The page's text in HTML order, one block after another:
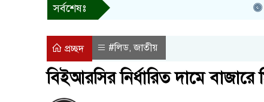
সর্বশেষঃ তিন
প্রচ্ছদ #লিড,জাতীয়
বিইআরসির নির্ধারিত দামে